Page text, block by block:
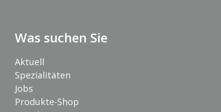
Was suchen Sie
Aktuell
Spezialitäten
Jobs
Produkte-Shop